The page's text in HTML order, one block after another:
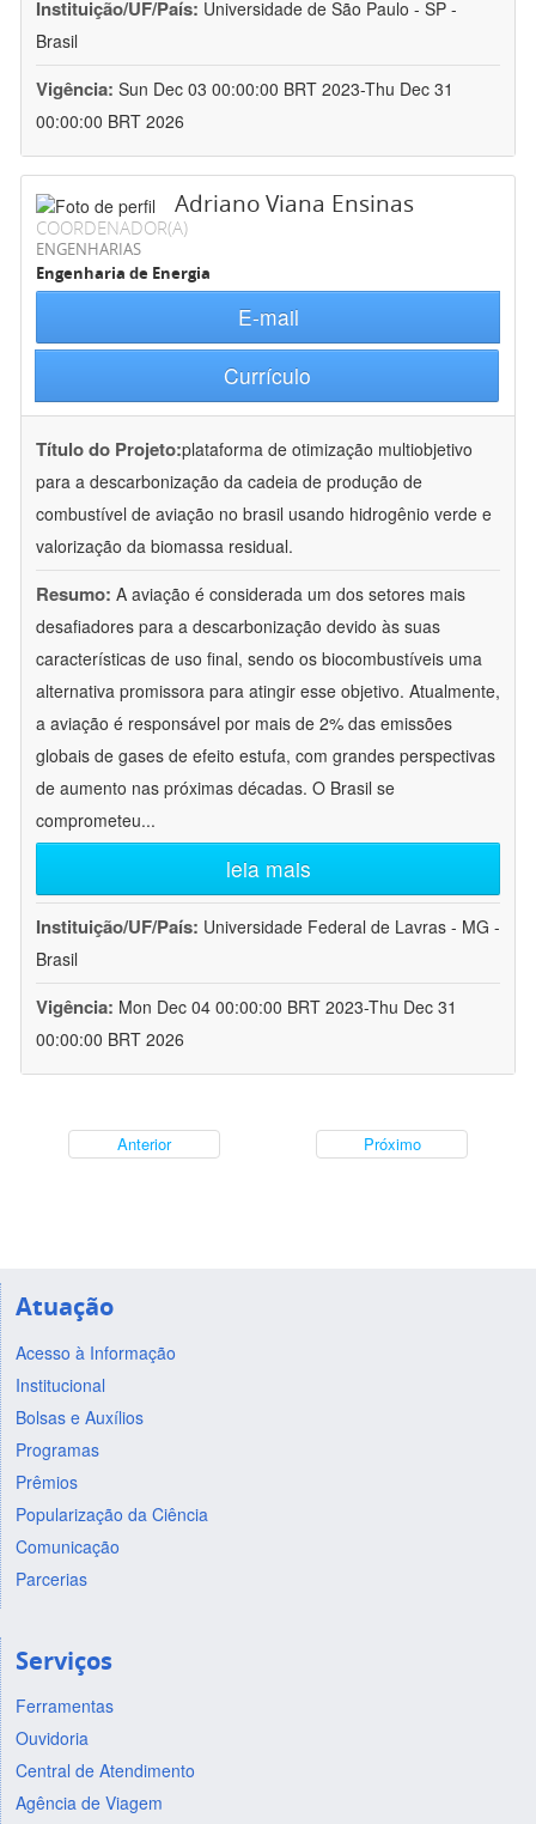
Instituição/UF/País: Universidade de São Paulo - SP -
Brasil
Vigência: Sun Dec 03 00:00:00 BRT 2023-Thu Dec 31
00:00:00 BRT 2026
Adriano Viana Ensinas
COORDENADOR(A)
ENGENHARIAS
Engenharia de Energia
E-mail
Currículo
Título do Projeto:plataforma de otimização multiobjetivo
para a descarbonização da cadeia de produção de
combustível de aviação no brasil usando hidrogênio verde e
valorização da biomassa residual.
Resumo: A aviação é considerada um dos setores mais
desafiadores para a descarbonização devido às suas
características de uso final, sendo os biocombustíveis uma
alternativa promissora para atingir esse objetivo. Atualmente,
a aviação é responsável por mais de 2% das emissões
globais de gases de efeito estufa, com grandes perspectivas
de aumento nas próximas décadas. O Brasil se
comprometeu...
leia mais
Instituição/UF/País: Universidade Federal de Lavras - MG -
Brasil
Vigência: Mon Dec 04 00:00:00 BRT 2023-Thu Dec 31
00:00:00 BRT 2026
Anterior Próximo
Atuação
Acesso à Informação
Institucional
Bolsas e Auxílios
Programas
Prêmios
Popularização da Ciência
Comunicação
Parcerias
Serviços
Ferramentas
Ouvidoria
Central de Atendimento
Agência de Viagem